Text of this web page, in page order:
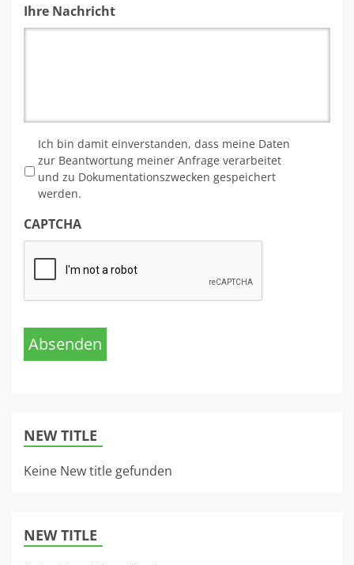
Ihre Nachricht
Ich bin damit einverstanden, dass meine Daten
zur Beantwortung meiner Anfrage verarbeitet
und zu Dokumentationszwecken gespeichert
werden.
CAPTCHA
Absenden
NEW TITLE
Keine New title gefunden
NEW TITLE